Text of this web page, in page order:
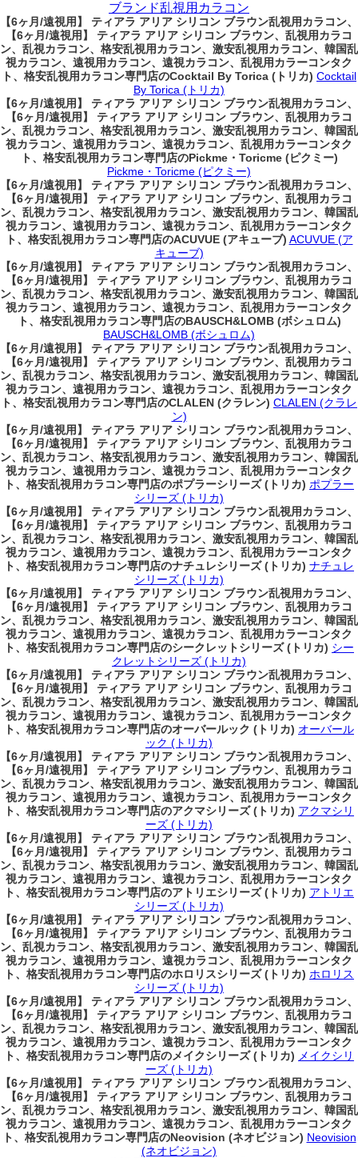
ブランド乱視用カラコン
【6ヶ月/遠視用】 ティアラ アリア シリコン ブラウン乱視用カラコン、
【6ヶ月/遠視用】 ティアラ アリア シリコン ブラウン、乱視用カラコ
ン、乱視カラコン、格安乱視用カラコン、激安乱視用カラコン、韓国乱
視カラコン、遠視用カラコン、遠視カラコン、乱視用カラーコンタク
ト、格安乱視用カラコン専門店のCocktail By Torica (トリカ) Cocktail
By Torica (トリカ)
【6ヶ月/遠視用】 ティアラ アリア シリコン ブラウン乱視用カラコン、
【6ヶ月/遠視用】 ティアラ アリア シリコン ブラウン、乱視用カラコ
ン、乱視カラコン、格安乱視用カラコン、激安乱視用カラコン、韓国乱
視カラコン、遠視用カラコン、遠視カラコン、乱視用カラーコンタク
ト、格安乱視用カラコン専門店のPickme・Toricme (ピクミー)
Pickme・Toricme (ピクミー)
【6ヶ月/遠視用】 ティアラ アリア シリコン ブラウン乱視用カラコン、
【6ヶ月/遠視用】 ティアラ アリア シリコン ブラウン、乱視用カラコ
ン、乱視カラコン、格安乱視用カラコン、激安乱視用カラコン、韓国乱
視カラコン、遠視用カラコン、遠視カラコン、乱視用カラーコンタク
ト、格安乱視用カラコン専門店のACUVUE (アキューブ) ACUVUE (ア
キューブ)
【6ヶ月/遠視用】 ティアラ アリア シリコン ブラウン乱視用カラコン、
【6ヶ月/遠視用】 ティアラ アリア シリコン ブラウン、乱視用カラコ
ン、乱視カラコン、格安乱視用カラコン、激安乱視用カラコン、韓国乱
視カラコン、遠視用カラコン、遠視カラコン、乱視用カラーコンタク
ト、格安乱視用カラコン専門店のBAUSCH&LOMB (ボシュロム)
BAUSCH&LOMB (ボシュロム)
【6ヶ月/遠視用】 ティアラ アリア シリコン ブラウン乱視用カラコン、
【6ヶ月/遠視用】 ティアラ アリア シリコン ブラウン、乱視用カラコ
ン、乱視カラコン、格安乱視用カラコン、激安乱視用カラコン、韓国乱
視カラコン、遠視用カラコン、遠視カラコン、乱視用カラーコンタク
ト、格安乱視用カラコン専門店のCLALEN (クラレン) CLALEN (クラレ
ン)
【6ヶ月/遠視用】 ティアラ アリア シリコン ブラウン乱視用カラコン、
【6ヶ月/遠視用】 ティアラ アリア シリコン ブラウン、乱視用カラコ
ン、乱視カラコン、格安乱視用カラコン、激安乱視用カラコン、韓国乱
視カラコン、遠視用カラコン、遠視カラコン、乱視用カラーコンタク
ト、格安乱視用カラコン専門店のポプラーシリーズ (トリカ) ポプラー
シリーズ (トリカ)
【6ヶ月/遠視用】 ティアラ アリア シリコン ブラウン乱視用カラコン、
【6ヶ月/遠視用】 ティアラ アリア シリコン ブラウン、乱視用カラコ
ン、乱視カラコン、格安乱視用カラコン、激安乱視用カラコン、韓国乱
視カラコン、遠視用カラコン、遠視カラコン、乱視用カラーコンタク
ト、格安乱視用カラコン専門店のナチュレシリーズ (トリカ) ナチュレ
シリーズ (トリカ)
【6ヶ月/遠視用】 ティアラ アリア シリコン ブラウン乱視用カラコン、
【6ヶ月/遠視用】 ティアラ アリア シリコン ブラウン、乱視用カラコ
ン、乱視カラコン、格安乱視用カラコン、激安乱視用カラコン、韓国乱
視カラコン、遠視用カラコン、遠視カラコン、乱視用カラーコンタク
ト、格安乱視用カラコン専門店のシークレットシリーズ (トリカ) シー
クレットシリーズ (トリカ)
【6ヶ月/遠視用】 ティアラ アリア シリコン ブラウン乱視用カラコン、
【6ヶ月/遠視用】 ティアラ アリア シリコン ブラウン、乱視用カラコ
ン、乱視カラコン、格安乱視用カラコン、激安乱視用カラコン、韓国乱
視カラコン、遠視用カラコン、遠視カラコン、乱視用カラーコンタク
ト、格安乱視用カラコン専門店のオーバールック (トリカ) オーバール
ック (トリカ)
【6ヶ月/遠視用】 ティアラ アリア シリコン ブラウン乱視用カラコン、
【6ヶ月/遠視用】 ティアラ アリア シリコン ブラウン、乱視用カラコ
ン、乱視カラコン、格安乱視用カラコン、激安乱視用カラコン、韓国乱
視カラコン、遠視用カラコン、遠視カラコン、乱視用カラーコンタク
ト、格安乱視用カラコン専門店のアクマシリーズ (トリカ) アクマシリ
ーズ (トリカ)
【6ヶ月/遠視用】 ティアラ アリア シリコン ブラウン乱視用カラコン、
【6ヶ月/遠視用】 ティアラ アリア シリコン ブラウン、乱視用カラコ
ン、乱視カラコン、格安乱視用カラコン、激安乱視用カラコン、韓国乱
視カラコン、遠視用カラコン、遠視カラコン、乱視用カラーコンタク
ト、格安乱視用カラコン専門店のアトリエシリーズ (トリカ) アトリエ
シリーズ (トリカ)
【6ヶ月/遠視用】 ティアラ アリア シリコン ブラウン乱視用カラコン、
【6ヶ月/遠視用】 ティアラ アリア シリコン ブラウン、乱視用カラコ
ン、乱視カラコン、格安乱視用カラコン、激安乱視用カラコン、韓国乱
視カラコン、遠視用カラコン、遠視カラコン、乱視用カラーコンタク
ト、格安乱視用カラコン専門店のホロリスシリーズ (トリカ) ホロリス
シリーズ (トリカ)
【6ヶ月/遠視用】 ティアラ アリア シリコン ブラウン乱視用カラコン、
【6ヶ月/遠視用】 ティアラ アリア シリコン ブラウン、乱視用カラコ
ン、乱視カラコン、格安乱視用カラコン、激安乱視用カラコン、韓国乱
視カラコン、遠視用カラコン、遠視カラコン、乱視用カラーコンタク
ト、格安乱視用カラコン専門店のメイクシリーズ (トリカ) メイクシリ
ーズ (トリカ)
【6ヶ月/遠視用】 ティアラ アリア シリコン ブラウン乱視用カラコン、
【6ヶ月/遠視用】 ティアラ アリア シリコン ブラウン、乱視用カラコ
ン、乱視カラコン、格安乱視用カラコン、激安乱視用カラコン、韓国乱
視カラコン、遠視用カラコン、遠視カラコン、乱視用カラーコンタク
ト、格安乱視用カラコン専門店のNeovision (ネオビジョン) Neovision
(ネオビジョン)